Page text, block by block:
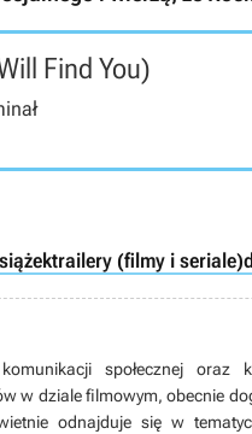
Find You)
trailery (filmy i seriale)
społecznej oraz
w dziale filmowym, obecnie
odnajduje się w